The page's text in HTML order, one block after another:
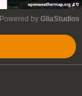
Powered by GliaStudios